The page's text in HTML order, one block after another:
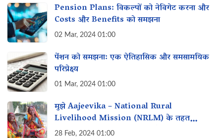
Pension Plans: विकल्पों को नेविगेट करना और‌
Costs और Benefits को समझना
02 Mar, 2024 01:00
पेंशन को समझना: एक ऐतिहासिक और समसामयिक
परिप्रेक्ष्य
01 Mar, 2024 01:00
मुझे Aajeevika – National Rural
Livelihood Mission (NRLM) के तहत
व्यवसाय शुरू करने के लिए loan कैसे मिल सकता
28 Feb, 2024 01:00